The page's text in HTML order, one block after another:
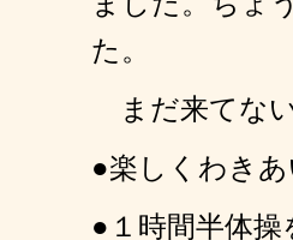
た。
まだ来てな
●楽しくわき
●１時間半体